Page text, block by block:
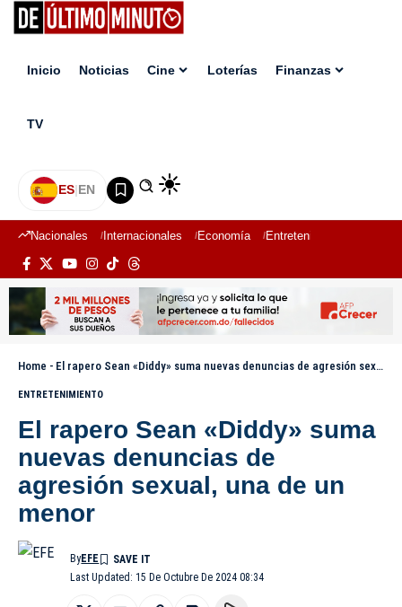
Inicio Noticias Cine Loterías Finanzas
TV
ES|EN
Nacionales Internacionales Economía Entretenimiento
Home - El rapero Sean «Diddy» suma nuevas denuncias de agresión sexual, una de un menor
ENTRETENIMIENTO
El rapero Sean «Diddy» suma
nuevas denuncias de
agresión sexual, una de un
menor
Last Updated: 15 De Octubre De 2024 08:34
ByEFE